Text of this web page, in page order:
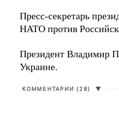
Пресс-секретарь
НАТО против
Президент Владимир
Украине.
КОММЕНТАРИИ (28) ▼